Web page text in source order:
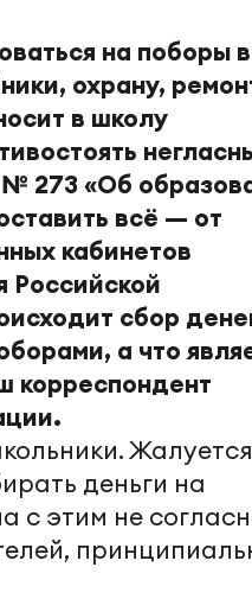
на поборы в
охрану,
в школу
273 «Об
всё — от
кабинетов
Российской
сбор
а что
корреспондент
деньги на
с этим не